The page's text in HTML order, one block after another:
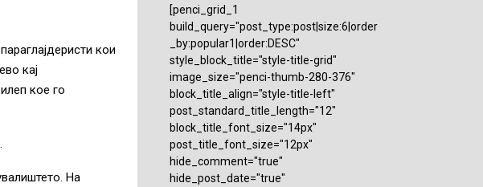
кои
кај
кое го
На
[penci_grid_1
build_query="post_type:post|size:6|order
_by:popular1|order:DESC"
style_block_title="style-title-grid"
image_size="penci-thumb-280-376"
block_title_align="style-title-left"
post_standard_title_length="12"
block_title_font_size="14px"
post_title_font_size="12px"
hide_comment="true"
hide_post_date="true"